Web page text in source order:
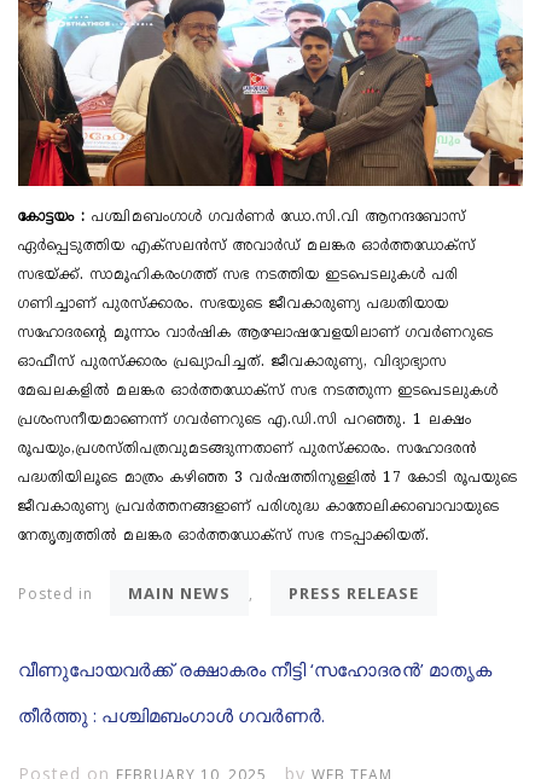
കോട്ടയം : ​പശ്ചിമബം​ഗാൾ ​ഗവർണർ ഡോ.സി.വി ആനന്ദബോസ്
ഏർപ്പെടുത്തിയ എക്സലൻസ് അവാർഡ് മലങ്കര ഓർത്തഡോക്സ്
സഭയ്ക്ക്. സാമൂഹികരം​ഗത്ത് സഭ നടത്തിയ ഇടപെടലുകൾ പരി​
ഗണിച്ചാണ് പുരസ്ക്കാരം. സഭയുടെ ജീവകാരുണ്യ പദ്ധതിയായ
സഹോദരന്റെ മൂന്നാം വാർഷിക ആഘോഷവേളയിലാണ് ​ഗവർണറുടെ
ഓഫീസ് പുരസ്ക്കാരം പ്രഖ്യാപിച്ചത്. ജീവകാരുണ്യ, വിദ്യാഭ്യാസ
മേഖലകളിൽ മലങ്കര ഓർത്തഡോക്സ് സഭ നടത്തുന്ന ഇടപെടലുകൾ
പ്രശംസനീയമാണെന്ന് ​ഗവർണറുടെ എ.ഡി.സി പറഞ്ഞു. 1 ലക്ഷം
രൂപയും,പ്രശസ്തിപത്രവുമടങ്ങുന്നതാണ് പുരസ്ക്കാരം. സഹോദരൻ
പദ്ധതിയിലൂടെ മാത്രം കഴിഞ്ഞ 3 വർഷത്തിനുള്ളിൽ 17 കോടി രൂപയുടെ
ജീവകാരുണ്യ പ്രവർത്തനങ്ങളാണ് പരിശുദ്ധ കാതോലിക്കാബാവായുടെ
നേതൃത്വത്തിൽ മലങ്കര ഓർത്തഡോക്സ് സഭ നടപ്പാക്കിയത്.
Posted in MAIN NEWS , PRESS RELEASE
വീണുപോയവർക്ക് രക്ഷാകരം നീട്ടി ‘സഹോദരൻ’ മാതൃക
തീർത്തു : പശ്ചിമബംഗാൾ ഗവർണർ.
Posted on FEBRUARY 10, 2025 byWEB TEAM